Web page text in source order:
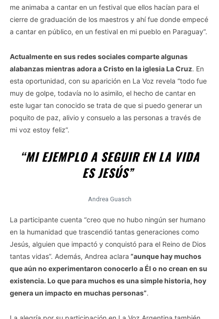
me animaba a cantar en un festival que ellos hacían para el
cierre de graduación de los maestros y ahí fue donde empecé
a cantar en público, en un festival en mi pueblo en Paraguay”.
Actualmente en sus redes sociales comparte algunas
alabanzas mientras adora a Cristo en la iglesia La Cruz. En
esta oportunidad, con su aparición en La Voz revela “todo fue
muy de golpe, todavía no lo asimilo, el hecho de cantar en
este lugar tan conocido se trata de que si puedo generar un
poquito de paz, alivio y consuelo a las personas a través de
mi voz estoy feliz”.
“MI EJEMPLO A SEGUIR EN LA VIDA
ES JESÚS”
Andrea Guasch
La participante cuenta “creo que no hubo ningún ser humano
en la humanidad que trascendió tantas generaciones como
Jesús, alguien que impactó y conquistó para el Reino de Dios
tantas vidas”. Además, Andrea aclara “aunque hay muchos
que aún no experimentaron conocerlo a Él o no crean en su
existencia. Lo que para muchos es una simple historia, hoy
genera un impacto en muchas personas”.